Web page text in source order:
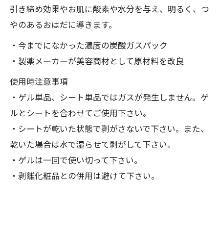
引き締め効果やお肌に酸素や水分を与え、明るく、つ
やのあるおはだに導きます。
・今までになかった濃度の炭酸ガスパック
・製薬メーカーが美容商材として原材料を改良
使用時注意事項
・ゲル単品、シート単品ではガスが発生しません。ゲ
ルとシートを合わせてご使用下さい。
・シートが乾いた状態で剥がさないで下さい。また、
乾いた場合は水で湿らせて剥がして下さい。
・ゲルは一回で使い切って下さい。
・剥離化粧品との併用は避けて下さい。